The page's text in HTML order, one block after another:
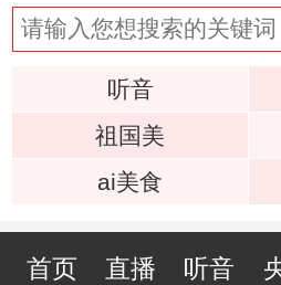
听音
祖国美
ai美食
首页 直播 听音